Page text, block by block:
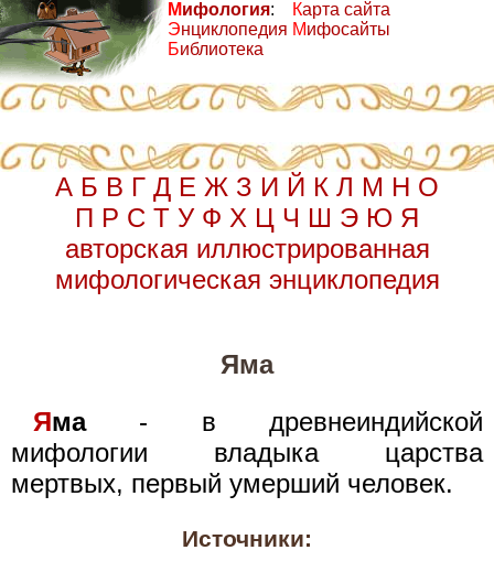
Мифология:
Энциклопедия
Библиотека
Карта сайта
Мифосайты
А Б В Г Д Е Ж З И Й К Л М Н О
П Р С Т У Ф Х Ц Ч Ш Э Ю Я
авторская иллюстрированная
мифологическая энциклопедия
Яма
Яма- в древнеиндийской
мифологии владыка царства
мертвых, первый умерший человек.
Источники: